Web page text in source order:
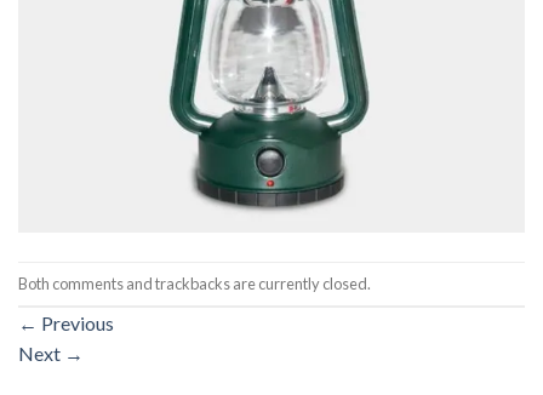
Both comments and trackbacks are currently closed.
← Previous
Next →